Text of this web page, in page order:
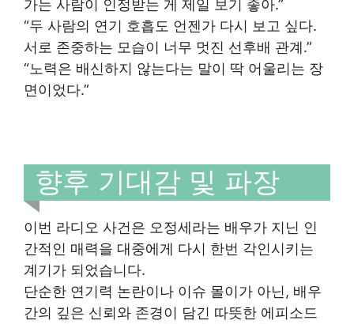
가는 사람이 인정받는 게 제일 보기 좋아.”
“두 사람의 연기 호흡도 언젠가 다시 보고 싶다.
서로 존중하는 모습이 너무 멋진 선후배 관계.”
“노력은 배신하지 않는다는 말이 딱 어울리는 장
면이었다.”
향후 기대감 및 파장
이번 라디오 사건은 오정세라는 배우가 지닌 인
간적인 매력을 대중에게 다시 한번 각인시키는
계기가 되었습니다.
단순한 연기력 논란이나 이슈 몰이가 아닌, 배우
간의 깊은 신뢰와 존경이 담긴 따뜻한 에피소드